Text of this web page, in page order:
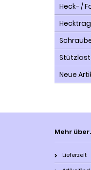
Heck- /
Neue
Mehr
Lieferzeit